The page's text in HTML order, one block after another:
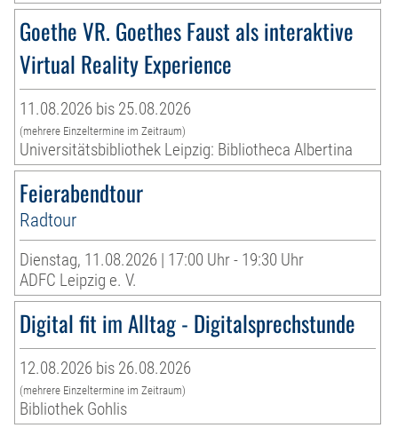
Goethe VR. Goethes Faust als interaktive
Virtual Reality Experience
11.08.2026 bis 25.08.2026
(mehrere Einzeltermine im Zeitraum)
Universitätsbibliothek Leipzig: Bibliotheca Albertina
Feierabendtour
Radtour
Dienstag, 11.08.2026 | 17:00 Uhr - 19:30 Uhr
ADFC Leipzig e. V.
Digital fit im Alltag - Digitalsprechstunde
12.08.2026 bis 26.08.2026
(mehrere Einzeltermine im Zeitraum)
Bibliothek Gohlis